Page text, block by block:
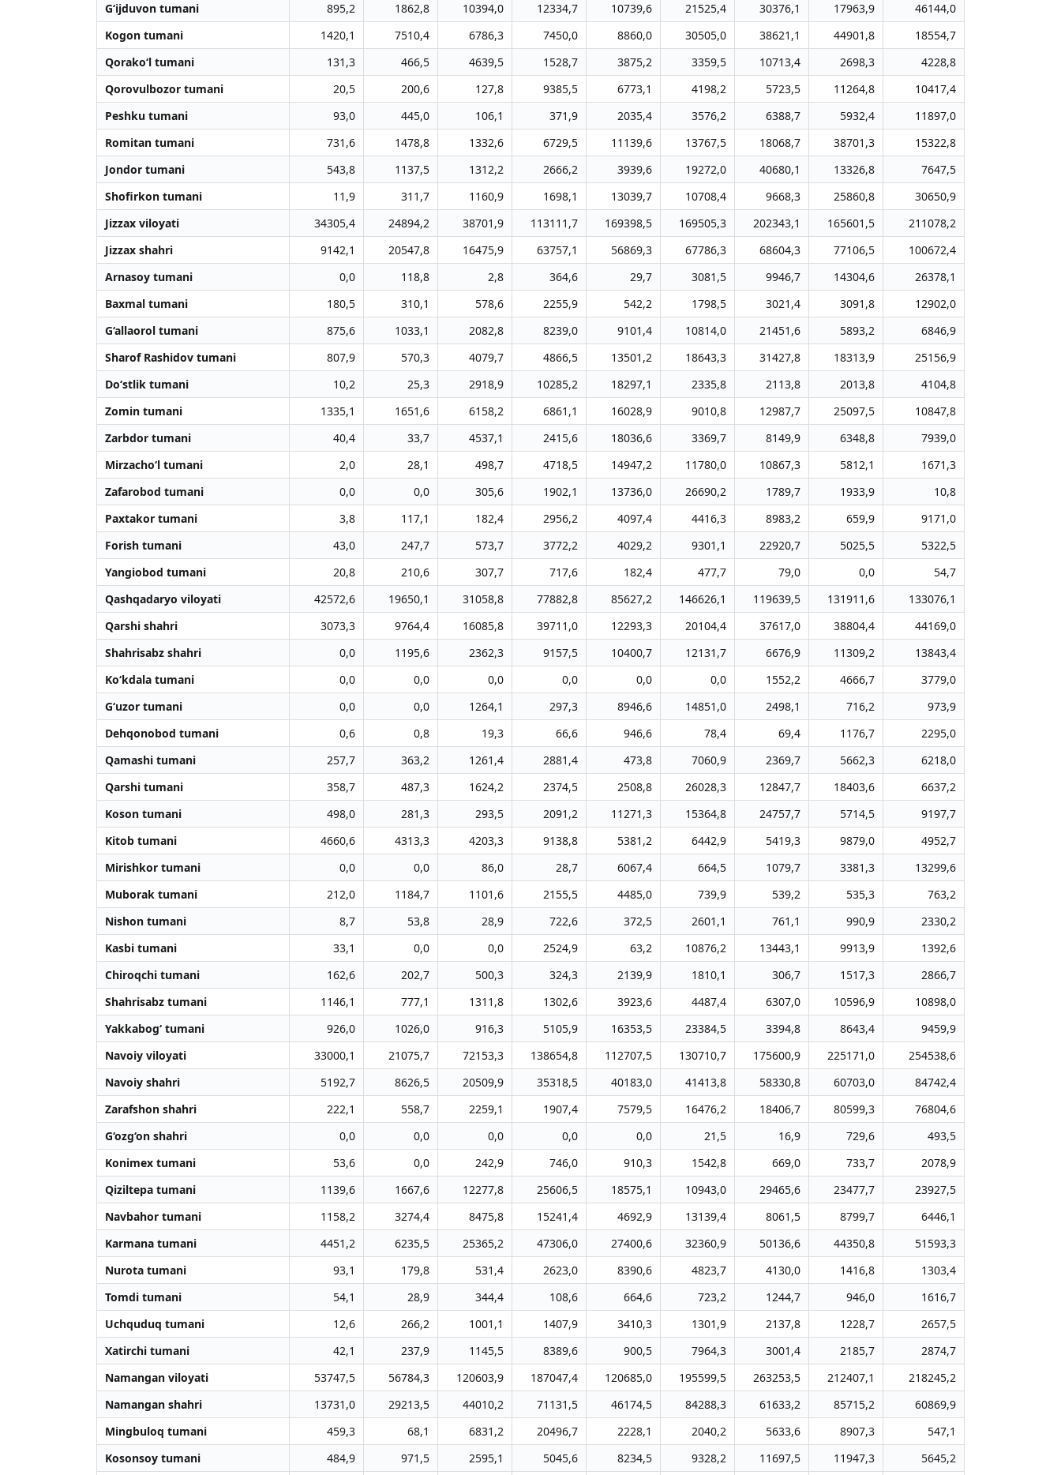
G‘ijduvon tumani
895,2 1862,8 10394,0 12334,7 10739,6 21525,4 30376,1 17963,9
46144,0
Kogon tumani
1420,1 7510,4 6786,3 7450,0 8860,0 30505,0 38621,1 44901,8
18554,7
Qorako‘l tumani
131,3 466,5 4639,5 1528,7 3875,2 3359,5 10713,4 2698,3
4228,8
Qorovulbozor tumani
20,5 200,6 127,8 9385,5 6773,1 4198,2 5723,5 11264,8
10417,4
Peshku tumani
93,0 445,0 106,1 371,9 2035,4 3576,2 6388,7 5932,4
11897,0
Romitan tumani
731,6 1478,8 1332,6 6729,5 11139,6 13767,5 18068,7 38701,3
15322,8
Jondor tumani
543,8 1137,5 1312,2 2666,2 3939,6 19272,0 40680,1 13326,8
7647,5
Shofirkon tumani
11,9 311,7 1160,9 1698,1 13039,7 10708,4 9668,3 25860,8
30650,9
Jizzax viloyati
34305,4 24894,2 38701,9 113111,7 169398,5 169505,3 202343,1 165601,5
211078,2
Jizzax shahri
9142,1 20547,8 16475,9 63757,1 56869,3 67786,3 68604,3 77106,5
100672,4
Arnasoy tumani
0,0 118,8 2,8 364,6 29,7 3081,5 9946,7 14304,6
26378,1
Baxmal tumani
180,5 310,1 578,6 2255,9 542,2 1798,5 3021,4 3091,8
12902,0
G‘allaorol tumani
875,6 1033,1 2082,8 8239,0 9101,4 10814,0 21451,6 5893,2
6846,9
Sharof Rashidov tumani
807,9 570,3 4079,7 4866,5 13501,2 18643,3 31427,8 18313,9
25156,9
Do‘stlik tumani
10,2 25,3 2918,9 10285,2 18297,1 2335,8 2113,8 2013,8
4104,8
Zomin tumani
1335,1 1651,6 6158,2 6861,1 16028,9 9010,8 12987,7 25097,5
10847,8
Zarbdor tumani
40,4 33,7 4537,1 2415,6 18036,6 3369,7 8149,9 6348,8
7939,0
Mirzacho‘l tumani
2,0 28,1 498,7 4718,5 14947,2 11780,0 10867,3 5812,1
1671,3
Zafarobod tumani
0,0 0,0 305,6 1902,1 13736,0 26690,2 1789,7 1933,9
10,8
Paxtakor tumani
3,8 117,1 182,4 2956,2 4097,4 4416,3 8983,2 659,9
9171,0
Forish tumani
43,0 247,7 573,7 3772,2 4029,2 9301,1 22920,7 5025,5
5322,5
Yangiobod tumani
20,8 210,6 307,7 717,6 182,4 477,7 79,0 0,0
54,7
Qashqadaryo viloyati
42572,6 19650,1 31058,8 77882,8 85627,2 146626,1 119639,5 131911,6
133076,1
Qarshi shahri
3073,3 9764,4 16085,8 39711,0 12293,3 20104,4 37617,0 38804,4
44169,0
Shahrisabz shahri
0,0 1195,6 2362,3 9157,5 10400,7 12131,7 6676,9 11309,2
13843,4
Ko‘kdala tumani
0,0 0,0 0,0 0,0 0,0 0,0 1552,2 4666,7
3779,0
G‘uzor tumani
0,0 0,0 1264,1 297,3 8946,6 14851,0 2498,1 716,2
973,9
Dehqonobod tumani
0,6 0,8 19,3 66,6 946,6 78,4 69,4 1176,7
2295,0
Qamashi tumani
257,7 363,2 1261,4 2881,4 473,8 7060,9 2369,7 5662,3
6218,0
Qarshi tumani
358,7 487,3 1624,2 2374,5 2508,8 26028,3 12847,7 18403,6
6637,2
Koson tumani
498,0 281,3 293,5 2091,2 11271,3 15364,8 24757,7 5714,5
9197,7
Kitob tumani
4660,6 4313,3 4203,3 9138,8 5381,2 6442,9 5419,3 9879,0
4952,7
Mirishkor tumani
0,0 0,0 86,0 28,7 6067,4 664,5 1079,7 3381,3
13299,6
Muborak tumani
212,0 1184,7 1101,6 2155,5 4485,0 739,9 539,2 535,3
763,2
Nishon tumani
8,7 53,8 28,9 722,6 372,5 2601,1 761,1 990,9
2330,2
Kasbi tumani
33,1 0,0 0,0 2524,9 63,2 10876,2 13443,1 9913,9
1392,6
Chiroqchi tumani
162,6 202,7 500,3 324,3 2139,9 1810,1 306,7 1517,3
2866,7
Shahrisabz tumani
1146,1 777,1 1311,8 1302,6 3923,6 4487,4 6307,0 10596,9
10898,0
Yakkabog‘ tumani
926,0 1026,0 916,3 5105,9 16353,5 23384,5 3394,8 8643,4
9459,9
Navoiy viloyati
33000,1 21075,7 72153,3 138654,8 112707,5 130710,7 175600,9 225171,0
254538,6
Navoiy shahri
5192,7 8626,5 20509,9 35318,5 40183,0 41413,8 58330,8 60703,0
84742,4
Zarafshon shahri
222,1 558,7 2259,1 1907,4 7579,5 16476,2 18406,7 80599,3
76804,6
G‘ozg‘on shahri
0,0 0,0 0,0 0,0 0,0 21,5 16,9 729,6
493,5
Konimex tumani
53,6 0,0 242,9 746,0 910,3 1542,8 669,0 733,7
2078,9
Qiziltepa tumani
1139,6 1667,6 12277,8 25606,5 18575,1 10943,0 29465,6 23477,7
23927,5
Navbahor tumani
1158,2 3274,4 8475,8 15241,4 4692,9 13139,4 8061,5 8799,7
6446,1
Karmana tumani
4451,2 6235,5 25365,2 47306,0 27400,6 32360,9 50136,6 44350,8
51593,3
Nurota tumani
93,1 179,8 531,4 2623,0 8390,6 4823,7 4130,0 1416,8
1303,4
Tomdi tumani
54,1 28,9 344,4 108,6 664,6 723,2 1244,7 946,0
1616,7
Uchquduq tumani
12,6 266,2 1001,1 1407,9 3410,3 1301,9 2137,8 1228,7
2657,5
Xatirchi tumani
42,1 237,9 1145,5 8389,6 900,5 7964,3 3001,4 2185,7
2874,7
Namangan viloyati
53747,5 56784,3 120603,9 187047,4 120685,0 195599,5 263253,5 212407,1
218245,2
Namangan shahri
13731,0 29213,5 44010,2 71131,5 46174,5 84288,3 61633,2 85715,2
60869,9
Mingbuloq tumani
459,3 68,1 6831,2 20496,7 2228,1 2040,2 5633,6 8907,3
547,1
Kosonsoy tumani
484,9 971,5 2595,1 5045,6 8234,5 9328,2 11697,5 11947,3 5645,2